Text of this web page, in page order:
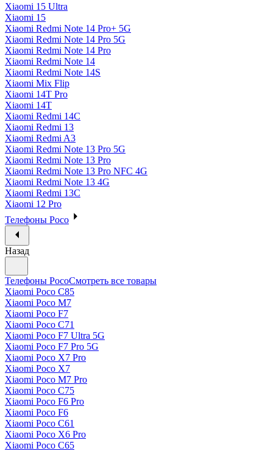
Xiaomi 15 Ultra
Xiaomi 15
Xiaomi Redmi Note 14 Pro+ 5G
Xiaomi Redmi Note 14 Pro 5G
Xiaomi Redmi Note 14 Pro
Xiaomi Redmi Note 14
Xiaomi Redmi Note 14S
Xiaomi Mix Flip
Xiaomi 14T Pro
Xiaomi 14T
Xiaomi Redmi 14C
Xiaomi Redmi 13
Xiaomi Redmi A3
Xiaomi Redmi Note 13 Pro 5G
Xiaomi Redmi Note 13 Pro
Xiaomi Redmi Note 13 Pro NFC 4G
Xiaomi Redmi Note 13 4G
Xiaomi Redmi 13C
Xiaomi 12 Pro
Телефоны Poco
Назад
Телефоны PocoСмотреть все товары
Xiaomi Poco C85
Xiaomi Poco M7
Xiaomi Poco F7
Xiaomi Poco C71
Xiaomi Poco F7 Ultra 5G
Xiaomi Poco F7 Pro 5G
Xiaomi Poco X7 Pro
Xiaomi Poco X7
Xiaomi Poco M7 Pro
Xiaomi Poco C75
Xiaomi Poco F6 Pro
Xiaomi Poco F6
Xiaomi Poco C61
Xiaomi Poco X6 Pro
Xiaomi Poco C65